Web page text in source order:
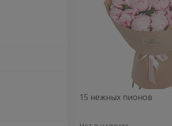
15 нежных пионов